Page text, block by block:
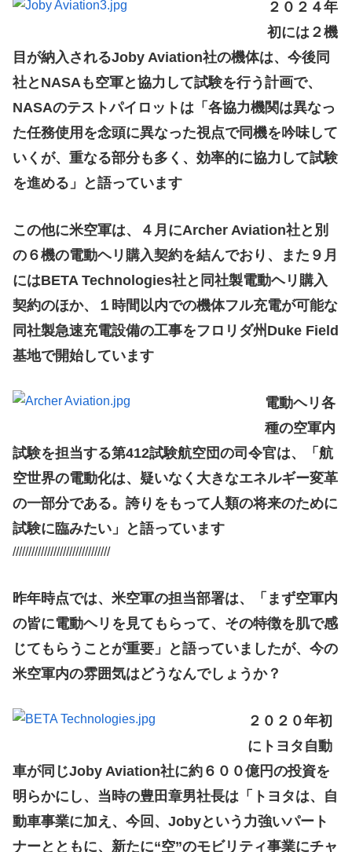
２０２４年
初には２機
目が納入されるJoby Aviation社の機体は、今後同
社とNASAも空軍と協力して試験を行う計画で、
NASAのテストパイロットは「各協力機関は異なっ
た任務使用を念頭に異なった視点で同機を吟味して
いくが、重なる部分も多く、効率的に協力して試験
を進める」と語っています
この他に米空軍は、４月にArcher Aviation社と別
の６機の電動ヘリ購入契約を結んでおり、また９月
にはBETA Technologies社と同社製電動ヘリ購入
契約のほか、１時間以内での機体フル充電が可能な
同社製急速充電設備の工事をフロリダ州Duke Field
基地で開始しています
電動ヘリ各
種の空軍内
試験を担当する第412試験航空団の司令官は、「航
空世界の電動化は、疑いなく大きなエネルギー変革
の一部分である。誇りをもって人類の将来のために
試験に臨みたい」と語っています
///////////////////////////////
昨年時点では、米空軍の担当部署は、「まず空軍内
の皆に電動ヘリを見てもらって、その特徴を肌で感
じてもらうことが重要」と語っていましたが、今の
米空軍内の雰囲気はどうなんでしょうか？
２０２０年初
にトヨタ自動
車が同じJoby Aviation社に約６００億円の投資を
明らかにし、当時の豊田章男社長は「トヨタは、自
動車事業に加え、今回、Jobyという力強いパート
ナーとともに、新たに“空”のモビリティ事業にチャ